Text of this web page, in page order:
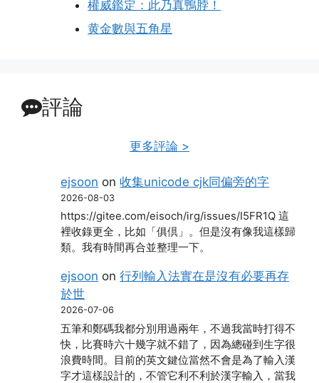
權威鑑定：此乃真鴨脖！
黄金數與五角星
評論
更多評論 >
ejsoon on收集unicode cjk同偏旁的字
2026-08-03
https://gitee.com/eisoch/irg/issues/I5FR1Q 這
裡收錄更全，比如「俱倶」。但是沒有像我這樣歸
類。我有時間再合並整理一下。
ejsoon on行列輸入法實在是沒有必要再存
於世
2026-07-06
五筆和鄭碼我都分別用過兩年，不過我當時打得不
快，比賽時六十幾字就不錯了，因為總碰到生字很
浪費時間。目前的英文鍵位當然不會是為了輸入漢
字才這樣設計的，不管它利不利於漢字輸入，當我